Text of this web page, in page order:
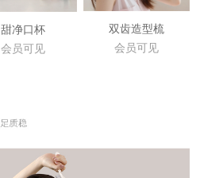
甜净口杯
会员可见
双齿造型梳
会员可见